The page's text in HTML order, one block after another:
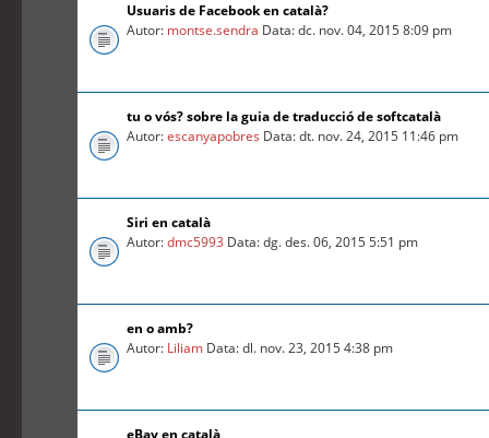
Usuaris de Facebook en català?
Autor: montse.sendra Data: dc. nov. 04, 2015 8:09 pm
tu o vós? sobre la guia de traducció de softcatalà
Autor:escanyapobres Data: dt. nov. 24, 2015 11:46 pm
Siri en català
Autor:dmc5993 Data: dg. des. 06, 2015 5:51 pm
en o amb?
Autor: Liliam Data: dl. nov. 23, 2015 4:38 pm
eBay en català